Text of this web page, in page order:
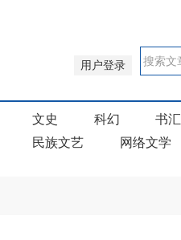
用户登录
文史 科幻 书汇
民族文艺 网络文学